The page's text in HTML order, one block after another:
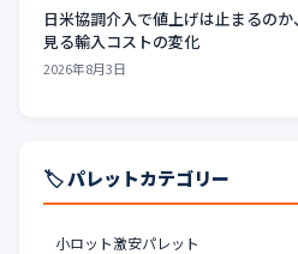
日米協調介入で値上げは止まるの
見る輸入コストの変化
2026年8月3日
🏷️ パレットカテゴリー
小ロット激安パレット